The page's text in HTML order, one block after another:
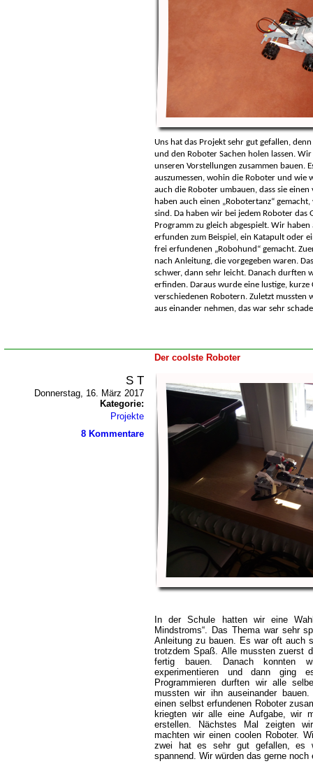
Uns hat das Projekt sehr gut gefallen,
und den Roboter Sachen holen lassen.
unseren Vorstellungen zusammen bauen.
auszumessen, wohin die Roboter und
auch die Roboter umbauen, dass sie
haben auch einen „Robotertanz“
sind. Da haben wir bei jedem Roboter das
Programm zu gleich abgespielt. Wir haben
erfunden zum Beispiel, ein Katapult oder
frei erfundenen „Robohund“ gemacht.
nach Anleitung, die vorgegeben waren.
schwer, dann sehr leicht. Danach durften
erfinden. Daraus wurde eine lustige,
verschiedenen Robotern. Zuletzt
aus einander nehmen, das war sehr
Der coolste Roboter
S T
Donnerstag, 16. März 2017
Kategorie:
Projekte
8 Kommentare
In der Schule hatten wir eine
Mindstroms“. Das Thema war sehr
Anleitung zu bauen. Es war oft auch
trotzdem Spaß. Alle mussten zuerst
fertig bauen. Danach konnten
experimentieren und dann ging
Programmieren durften wir alle
mussten wir ihn auseinander
einen selbst erfundenen Roboter
kriegten wir alle eine Aufgabe, wir
erstellen. Nächstes Mal zeigten
machten wir einen coolen Roboter.
zwei hat es sehr gut gefallen, es
spannend. Wir würden das gerne noch